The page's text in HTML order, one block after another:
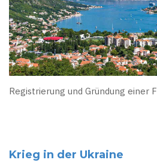
Registrierung und Gründung einer
Krieg in der Ukraine